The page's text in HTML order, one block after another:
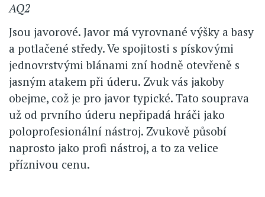
AQ2
Jsou javorové. Javor má vyrovnané výšky a basy
a potlačené středy. Ve spojitosti s pískovými
jednovrstvými blánami zní hodně otevřeně s
jasným atakem při úderu. Zvuk vás jakoby
obejme, což je pro javor typické. Tato souprava
už od prvního úderu nepřipadá hráči jako
poloprofesionální nástroj. Zvukově působí
naprosto jako profi nástroj, a to za velice
příznivou cenu.